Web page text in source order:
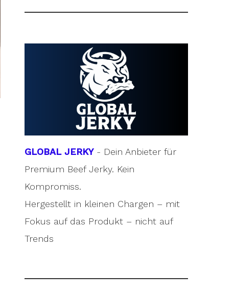
GLOBAL JERKY- Dein Anbieter für
Premium Beef Jerky. Kein
Kompromiss.
Hergestellt in kleinen Chargen – mit
Fokus auf das Produkt – nicht auf
Trends